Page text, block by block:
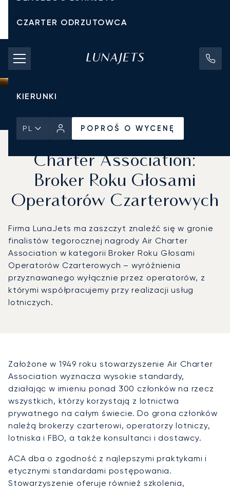
CZARTER ODRZUTOWCA
KOSZTY CZARTERU
PRYWATNE ODRZUTOWCE
KIERUNKI
PL POPROŚ O WYCENĘ
Finalista nagrody Air
Charter Association:
Broker Roku Głosami
Operatorów Czarterowych
Firma LunaJets ma zaszczyt znaleźć się w gronie
finalistów tegorocznej nagrody Air Charter
Association w kategorii Broker Roku Głosami
Operatorów Czarterowych – wyróżnienia
przyznawanego wyłącznie przez operatorów, z
którymi współpracujemy przy realizacji usług
lotniczych.
Założone w 1949 roku stowarzyszenie Air Charter
Association wyznacza wysokie standardy,
działając w imieniu ponad 300 członków na rzecz
wszystkich, którzy korzystają z lotnictwa
prywatnego na całym świecie. Do grona członków
należą brokerzy czarterowi, operatorzy lotniczy,
lotniska i FBO, a także konsultanci i dostawcy.
ACA dba o zgodność z najlepszymi praktykami i
etycznymi standardami postępowania.
Stowarzyszenie oferuje również szkolenia,